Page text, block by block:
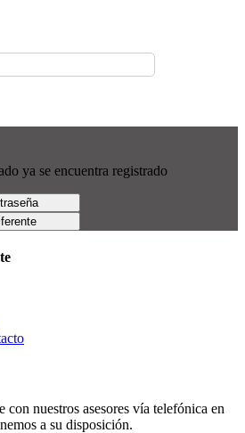
ya se encuentra registrado
con nuestros asesores vía telefónica en
a su disposición.